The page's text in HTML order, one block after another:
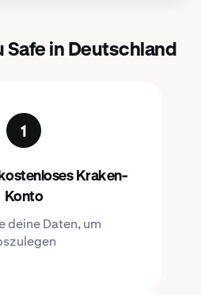
in Deutschland
Kraken-
Konto
deine Daten, um